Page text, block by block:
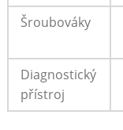
Šroubováky
Diagnostický
přístroj